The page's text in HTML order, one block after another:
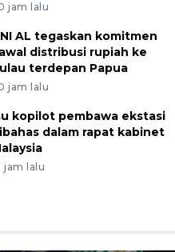
jam lalu
AL tegaskan komitmen
distribusi rupiah ke
terdepan Papua
jam lalu
kopilot pembawa ekstasi
dalam rapat kabinet
jam lalu